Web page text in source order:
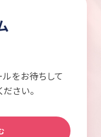
をお待ちして
さい。